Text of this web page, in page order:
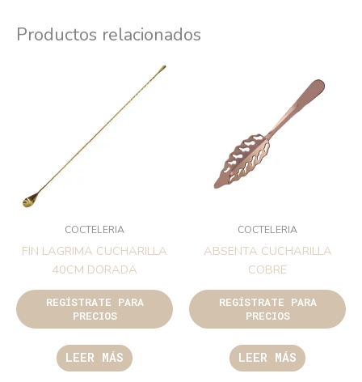
Productos relacionados
COCTELERIA
FIN LAGRIMA CUCHARILLA
40CM DORADA
REGÍSTRATE PARA
PRECIOS
LEER MÁS
COCTELERIA
ABSENTA CUCHARILLA
COBRE
REGÍSTRATE PARA
PRECIOS
LEER MÁS